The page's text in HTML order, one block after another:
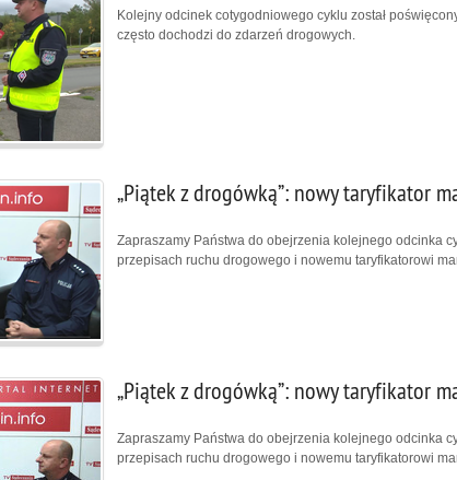
Kolejny odcinek cotygodniowego cyklu został
często dochodzi do zdarzeń drogowych.
„Piątek z drogówką”: nowy taryfikator
Zapraszamy Państwa do obejrzenia kolejnego odcinka
przepisach ruchu drogowego i nowemu taryfikatorowi
„Piątek z drogówką”: nowy taryfikator
Zapraszamy Państwa do obejrzenia kolejnego odcinka
przepisach ruchu drogowego i nowemu taryfikatorowi